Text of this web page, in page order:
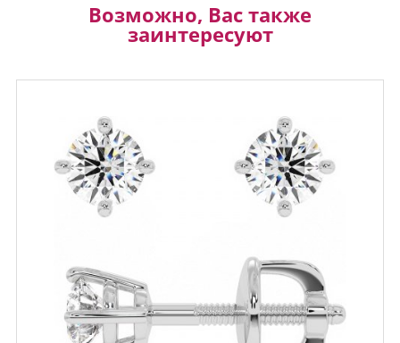
Возможно, Вас также
заинтересуют